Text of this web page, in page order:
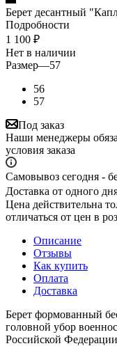
Берет десантный
Подробности
1 100 ₽
Нет в наличии
Размер—57
56
57
Под заказ
Наши менеджеры
условия заказа
Самовывоз сегодня -
Доставка от одного
Цена действительна
отличаться от цен в
Описание
Отзывы
Как купить
Оплата
Доставка
Берет формованный
головной убор
Российской